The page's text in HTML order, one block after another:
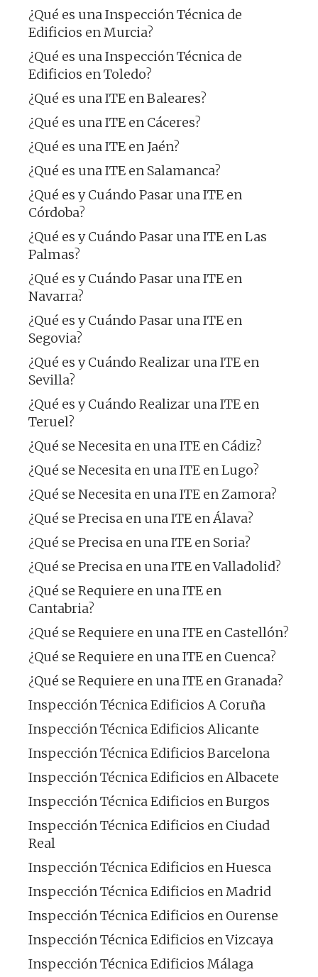
¿Qué es una Inspección Técnica de
Edificios en Murcia?
¿Qué es una Inspección Técnica de
Edificios en Toledo?
¿Qué es una ITE en Baleares?
¿Qué es una ITE en Cáceres?
¿Qué es una ITE en Jaén?
¿Qué es una ITE en Salamanca?
¿Qué es y Cuándo Pasar una ITE en
Córdoba?
¿Qué es y Cuándo Pasar una ITE en Las
Palmas?
¿Qué es y Cuándo Pasar una ITE en
Navarra?
¿Qué es y Cuándo Pasar una ITE en
Segovia?
¿Qué es y Cuándo Realizar una ITE en
Sevilla?
¿Qué es y Cuándo Realizar una ITE en
Teruel?
¿Qué se Necesita en una ITE en Cádiz?
¿Qué se Necesita en una ITE en Lugo?
¿Qué se Necesita en una ITE en Zamora?
¿Qué se Precisa en una ITE en Álava?
¿Qué se Precisa en una ITE en Soria?
¿Qué se Precisa en una ITE en Valladolid?
¿Qué se Requiere en una ITE en
Cantabria?
¿Qué se Requiere en una ITE en Castellón?
¿Qué se Requiere en una ITE en Cuenca?
¿Qué se Requiere en una ITE en Granada?
Inspección Técnica Edificios A Coruña
Inspección Técnica Edificios Alicante
Inspección Técnica Edificios Barcelona
Inspección Técnica Edificios en Albacete
Inspección Técnica Edificios en Burgos
Inspección Técnica Edificios en Ciudad
Real
Inspección Técnica Edificios en Huesca
Inspección Técnica Edificios en Madrid
Inspección Técnica Edificios en Ourense
Inspección Técnica Edificios en Vizcaya
Inspección Técnica Edificios Málaga